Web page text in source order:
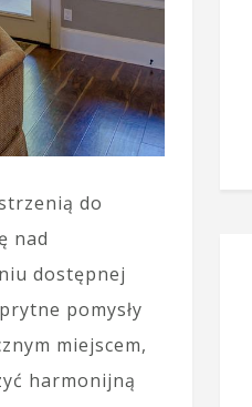
do
nad
dostępnej
pomysły
miejscem,
harmonijną